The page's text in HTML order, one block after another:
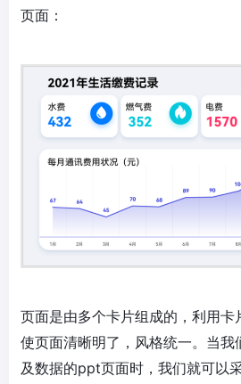
页面：
页面是由多个卡片组成的，利用卡
使页面清晰明了，风格统一。当我
及数据的ppt页面时，我们就可以